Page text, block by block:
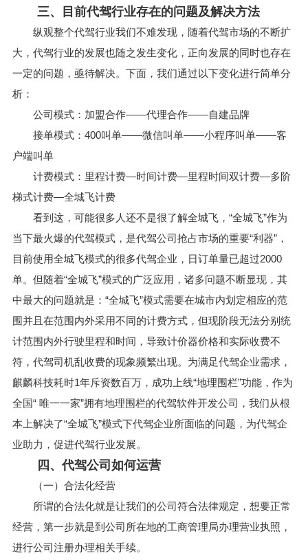
三、目前代驾行业存在的问题及解决方法
纵观整个代驾行业我们不难发现，随着代驾市场的不断扩
大，代驾行业的发展也随之发生变化，正向发展的同时也存在
一定的问题，亟待解决。下面，我们通过以下变化进行简单分
析：
公司模式：加盟合作——代理合作——自建品牌
接单模式：400叫单——微信叫单——小程序叫单——客
户端叫单
计费模式：里程计费—时间计费—里程时间双计费—多阶
梯式计费—全城飞计费
看到这，可能很多人还不是很了解全城飞，“全城飞”作为
当下最火爆的代驾模式，是代驾公司抢占市场的重要“利器”，
目前使用全城飞模式的很多代驾企业，日订单量已超过2000
单。但随着“全城飞”模式的广泛应用，诸多问题不断显现，其
中最大的问题就是：“全城飞”模式需要在城市内划定相应的范
围并且在范围内外采用不同的计费方式，但现阶段无法分别统
计范围内外行驶里程和时间，导致计价器价格和实际收费不
符，代驾司机乱收费的现象频繁出现。为满足代驾企业需求，
麒麟科技耗时1年斥资数百万，成功上线“地理围栏”功能，作为
全国“ 唯一一家”拥有地理围栏的代驾软件开发公司，我们从根
本上解决了“全城飞”模式下代驾企业所面临的问题，为代驾企
业助力，促进代驾行业发展。
四、代驾公司如何运营
（一）合法化经营
所谓的合法化就是让我们的公司符合法律规定，想要正常
经营，第一步就是到公司所在地的工商管理局办理营业执照，
进行公司注册办理相关手续。